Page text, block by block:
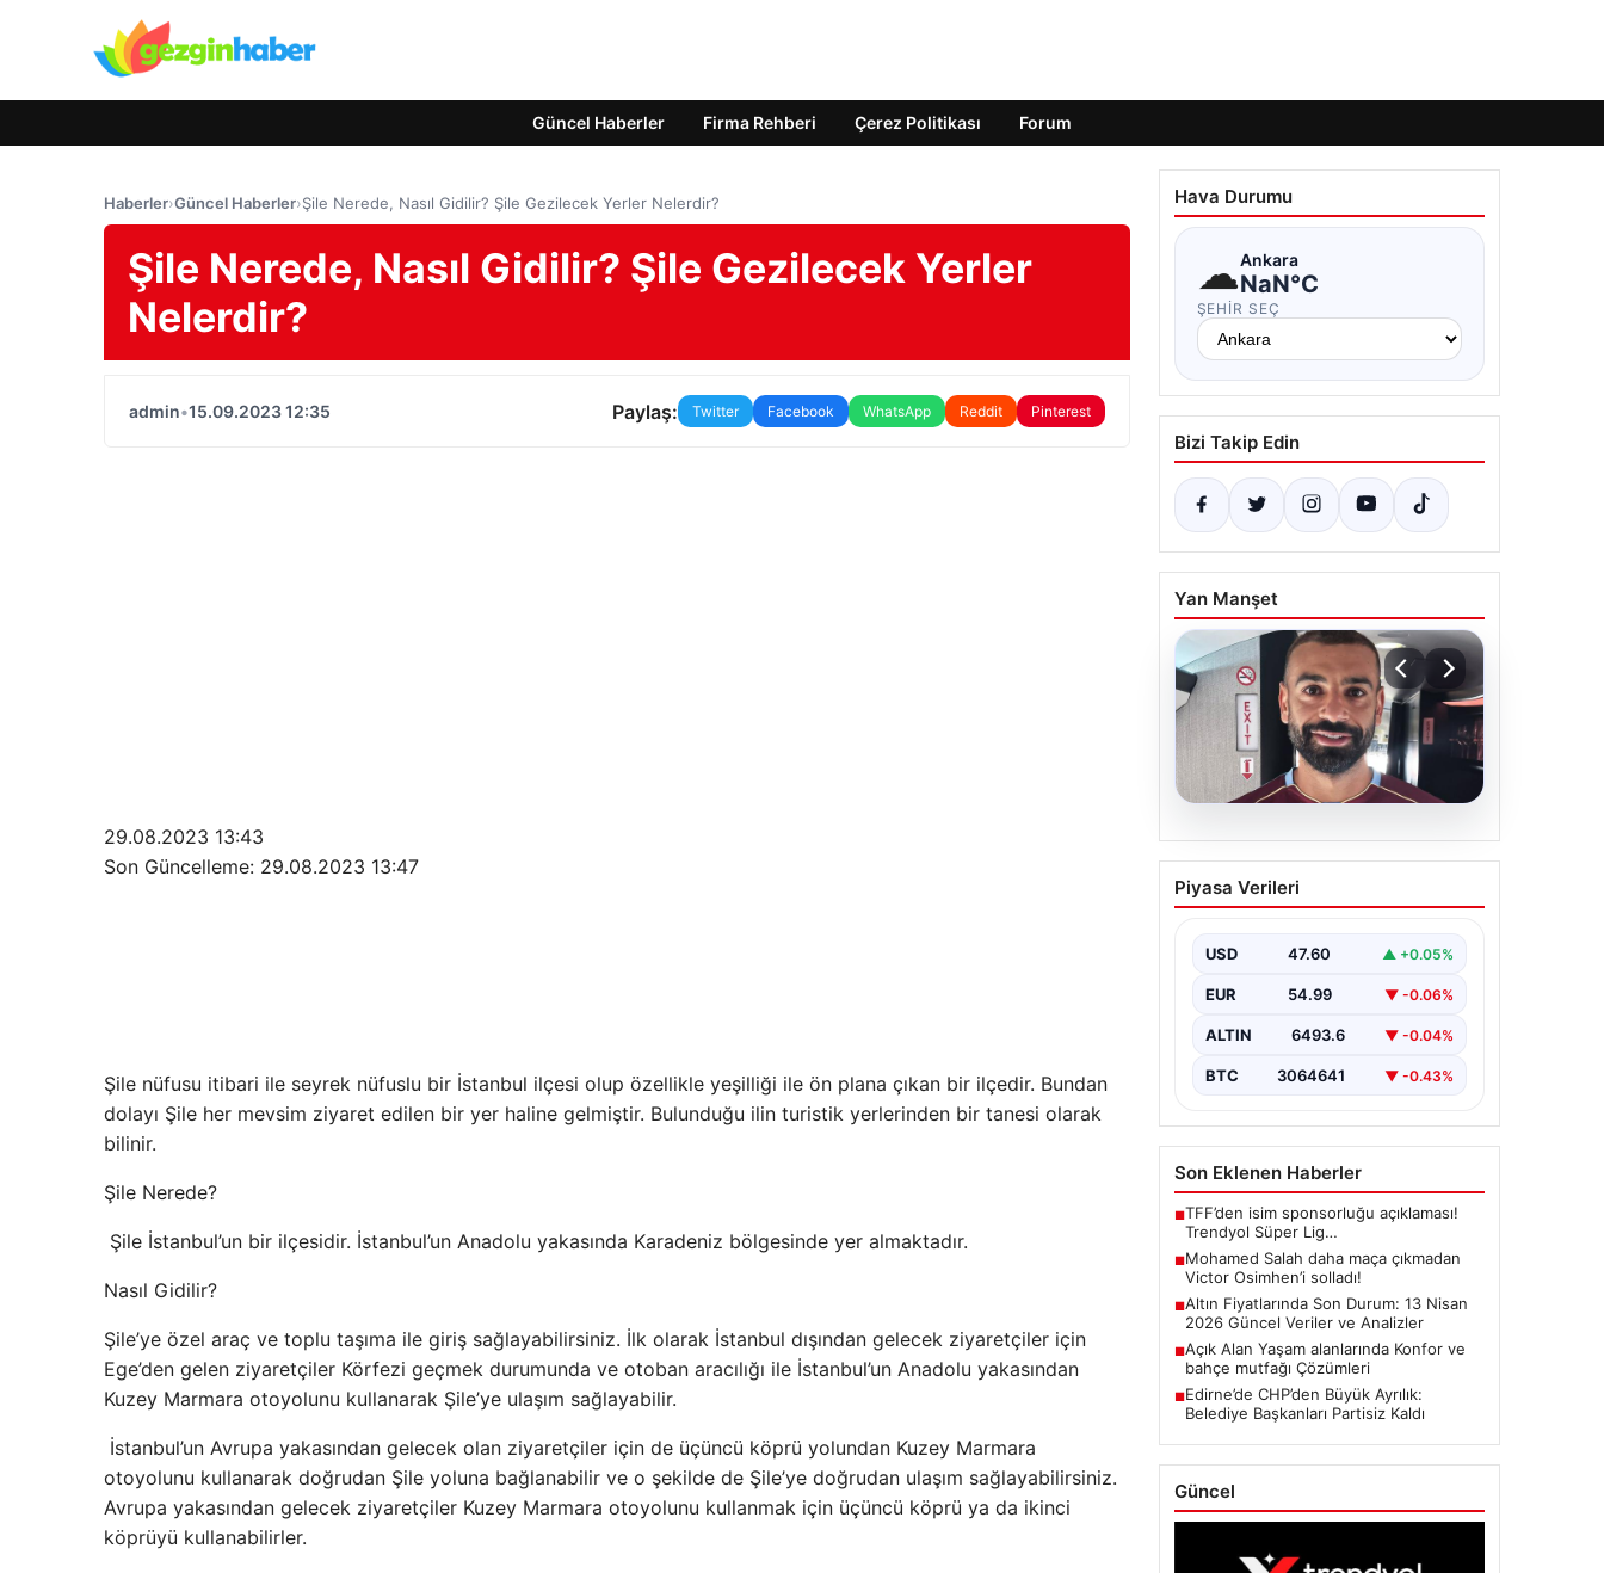
Güncel Haberler Firma Rehberi Çerez Politikası Forum
Haberler›Güncel Haberler›Şile Nerede, Nasıl Gidilir? Şile Gezilecek Yerler Nelerdir?
Şile Nerede, Nasıl Gidilir? Şile Gezilecek Yerler
Nelerdir?
admin•15.09.2023 12:35 Paylaş: Twitter Facebook WhatsApp Reddit Pinterest
29.08.2023 13:43
Son Güncelleme: 29.08.2023 13:47
Şile nüfusu itibari ile seyrek nüfuslu bir İstanbul ilçesi olup özellikle yeşilliği ile ön plana çıkan bir ilçedir. Bundan
dolayı Şile her mevsim ziyaret edilen bir yer haline gelmiştir. Bulunduğu ilin turistik yerlerinden bir tanesi olarak
bilinir.
Şile Nerede?
Şile İstanbul’un bir ilçesidir. İstanbul’un Anadolu yakasında Karadeniz bölgesinde yer almaktadır.
Nasıl Gidilir?
Şile’ye özel araç ve toplu taşıma ile giriş sağlayabilirsiniz. İlk olarak İstanbul dışından gelecek ziyaretçiler için
Ege’den gelen ziyaretçiler Körfezi geçmek durumunda ve otoban aracılığı ile İstanbul’un Anadolu yakasından
Kuzey Marmara otoyolunu kullanarak Şile’ye ulaşım sağlayabilir.
İstanbul’un Avrupa yakasından gelecek olan ziyaretçiler için de üçüncü köprü yolundan Kuzey Marmara
otoyolunu kullanarak doğrudan Şile yoluna bağlanabilir ve o şekilde de Şile’ye doğrudan ulaşım sağlayabilirsiniz.
Avrupa yakasından gelecek ziyaretçiler Kuzey Marmara otoyolunu kullanmak için üçüncü köprü ya da ikinci
köprüyü kullanabilirler.
Hava Durumu
☁Ankara
NaN°C
ŞEHIR SEÇ
Bizi Takip Edin
Yan Manşet
05.08.2026
Mohamed Salah daha
maça çıkmadan Victor
Piyasa Verileri
USD 47.60 ▲ +0.05%
EUR 54.99 ▼ -0.06%
ALTIN 6493.6 ▼ -0.04%
BTC 3064641 ▼ -0.43%
Son Eklenen Haberler
■TFF’den isim sponsorluğu açıklaması!
Trendyol Süper Lig…
■Mohamed Salah daha maça çıkmadan
Victor Osimhen’i solladı!
■Altın Fiyatlarında Son Durum: 13 Nisan
2026 Güncel Veriler ve Analizler
■Açık Alan Yaşam alanlarında Konfor ve
bahçe mutfağı Çözümleri
■Edirne’de CHP’den Büyük Ayrılık:
Belediye Başkanları Partisiz Kaldı
Güncel